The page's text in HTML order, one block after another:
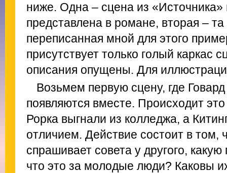
ниже. Одна – сцена из «Источника»
представлена в романе, вторая –
переписанная мной для этого
присутствует только голый каркас
описания опущены. Для
Возьмем первую сцену, где
появляются вместе. Происходит
Рорка выгнали из колледжа, а
отличием. Действие состоит в том,
спрашивает совета у другого,
что это за молодые люди? Каковы